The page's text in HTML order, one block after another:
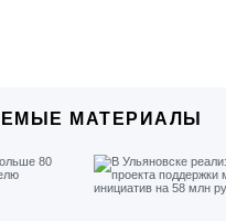
МАТЕРИАЛЫ